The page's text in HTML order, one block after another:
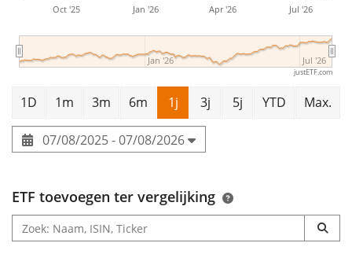
Oct '25 Jan '26 Apr '26 Jul '26
Jan '26 Jul '26
justETF.com
1D 1m 3m 6m 1j 3j 5j YTD Max.
07/08/2025 - 07/08/2026
ETF toevoegen ter vergelijking